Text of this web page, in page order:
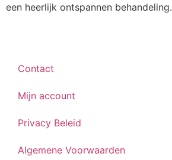
een heerlijk ontspannen behandeling.
Contact
Mijn account
Privacy Beleid
Algemene Voorwaarden